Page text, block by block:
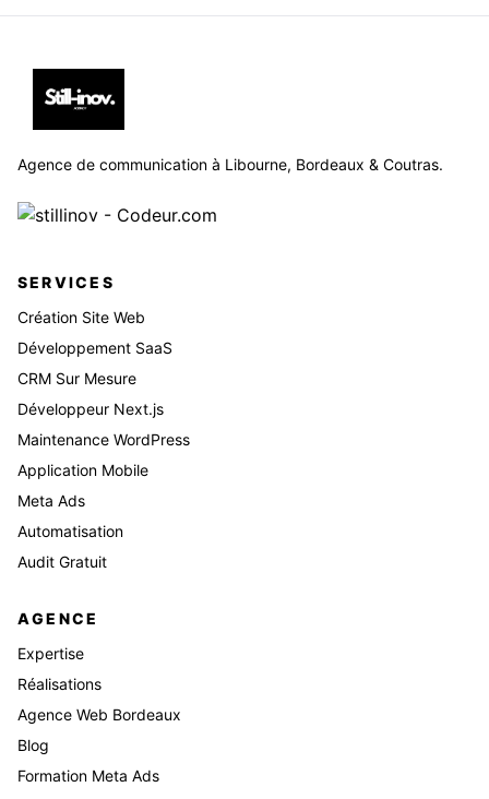
Agence de communication à Libourne, Bordeaux & Coutras.
SERVICES
Création Site Web
Développement SaaS
CRM Sur Mesure
Développeur Next.js
Maintenance WordPress
Application Mobile
Meta Ads
Automatisation
Audit Gratuit
AGENCE
Expertise
Réalisations
Agence Web Bordeaux
Blog
Formation Meta Ads